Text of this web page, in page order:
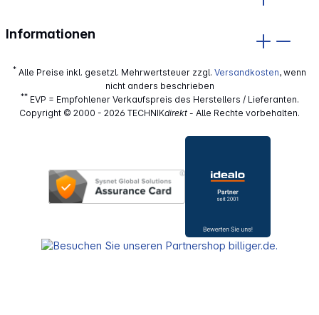
Informationen
* Alle Preise inkl. gesetzl. Mehrwertsteuer zzgl. Versandkosten, wenn
nicht anders beschrieben
**EVP = Empfohlener Verkaufspreis des Herstellers / Lieferanten.
Copyright © 2000 - 2026 TECHNIKdirekt - Alle Rechte vorbehalten.